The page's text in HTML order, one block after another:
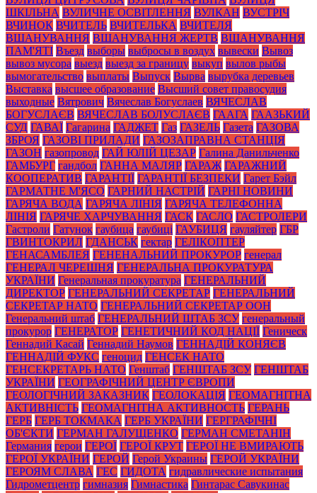
ШКІЛЬНА ВУЛИЧНЕ ОСВІТЛЕННЯ ВУЛКАН ВУСТРІЧ
ВЧИНОК ВЧИТЕЛЬ ВЧИТЕЛЬКА ВЧИТЕЛЯ
ВШАНУВАННЯ ВШАНУВАННЯ ЖЕРТВ ВШАНУВАННЯ
ПАМ'ЯТІ Въезд выборы выбросы в воздух вывески Вывоз
вывоз мусора выезд выезд за границу выкуп вылов рыбы
вымогательство выплаты Выпуск Вырва вырубка деревьев
Выставка высшее образование Высший совет правосудия
выходные Вятрович Вячеслав Богуслаев ВЯЧЕСЛАВ
БОГУСЛАЄВ ВЯЧЕСЛАВ БОЛУСЛАЄВ ГААГА ГААЗЬКИЙ
СУД ГАВАЇ Гагарина ГАДЖЕТ Газ ГАЗЕЛЬ Газета ГАЗОВА
ЗБРОЯ ГАЗОВІ ПРИЛАДИ ГАЗОЗАПРАВНА СТАНЦІЯ
ГАЗОН газопровод ГАЙ ЮЛІЙ ЦЕЗАР Галина Данильченко
ГАМБУРГ гандбол ГАННА МАЛЯР ГАРАЖ ГАРАЖНИЙ
КООПЕРАТИВ ГАРАНТІЇ ГАРАНТІЇ БЕЗПЕКИ Гарет Бэйл
ГАРМАТНЕ М'ЯСО ГАРНИЙ НАСТРІЙ ГАРНІ НОВИНИ
ГАРЯЧА ВОДА ГАРЯЧА ЛІНІЯ ГАРЯЧА ТЕЛЕФОННА
ЛІНІЯ ГАРЯЧЕ ХАРЧУВАННЯ ГАСК ГАСЛО ГАСТРОЛЕРИ
Гастроли Гатунок гаубица гаубиці ГАУБИЦЯ гауляйтер ГБР
ГВИНТОКРИЛ ГДАНСЬК гектар ГЕЛІКОПТЕР
ГЕНАСАМБЛЕЯ ГЕНЕНАЛЬНИЙ ПРОКУРОР генерал
ГЕНЕРАЛ ЧЕРЕШНЯ ГЕНЕРАЛЬНА ПРОКУРАТУРА
УКРАЇНИ Генеральная прокуратура ГЕНЕРАЛЬНИЙ
ДИРЕКТОР ГЕНЕРАЛЬНИЙ СЕКРЕТАР ГЕНЕРАЛЬНИЙ
СЕКРЕТАР НАТО ГЕНЕРАЛЬНИЙ СЕКРЕТАР ООН
Генеральний штаб ГЕНЕРАЛЬНИЙ ШТАБ ЗСУ генеральный
прокурор ГЕНЕРАТОР ГЕНЕТИЧНИЙ КОД НАЦІЇ Геническ
Геннадий Касай Геннадий Наумов ГЕННАДІЙ КОНЯЄВ
ГЕННАДІЙ ФУКС геноцид ГЕНСЕК НАТО
ГЕНСЕКРЕТАРЬ НАТО Генштаб ГЕНШТАБ ЗСУ ГЕНШТАБ
УКРАЇНИ ГЕОГРАФІЧНИЙ ЦЕНТР ЄВРОПИ
ГЕОЛОГІЧНИЙ ЗАКАЗНИК ГЕОЛОКАЦІЯ ГЕОМАГНІТНА
АКТИВНІСТЬ ГЕОМАГНІТНА АКТИВНОСТЬ ГЕРАНЬ
ГЕРБ ГЕРБ ТОКМАКА ГЕРБ УКРАЇНИ ГЕРГРАФІЧНІ
ОБ'ЄКТИ ГЕРМАН ГАЛУЩЕНКО ГЕРМАН СМЕТАНІН
Германия герои ГЕРОЇ ГЕРОЇ КРУТ ГЕРОЇ НЕ ВМИРАЮТЬ
ГЕРОЇ УКРАЇНИ ГЕРОЙ Герой Украины ГЕРОЙ УКРАЇНИ
ГЕРОЯМ СЛАВА ГЕС ГИДОТА гидравлические испытания
Гидрометцентр гимназия Гимнастика Гинтарас Савукинас